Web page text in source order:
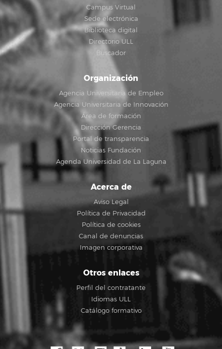
Campus Virtual
Sede electrónica
Biblioteca digital
Directorio ULL
Buscador
Organización
Agencia Universitaria de Empleo
Agencia Universitaria de Innovación
Área de formación
Dirección Gerencia
Portal de transparencia
Noticias Fundación
Agenda Universidad de La Laguna
Acerca de
Aviso Legal
Política de Privacidad
Política de cookies
Canal de denuncias
Imagen corporativa
Otros enlaces
Perfil del contratante
Idiomas ULL
Catálogo formativo